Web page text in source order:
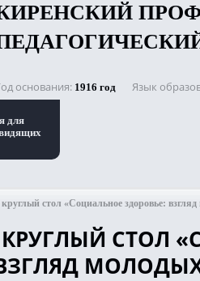
основания 1916 год Язык
для
стол «Социальное здоровье:
СТОЛ